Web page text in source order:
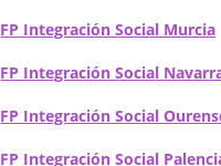
FP Integración Social Murcia
FP Integración Social
FP Integración Social
FP Integración Social